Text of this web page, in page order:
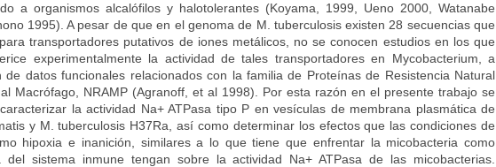
a organismos alcalófilos y halotolerantes (Koyama, 1999, Ueno 2000, Watanabe
1995). A pesar de que en el genoma de M. tuberculosis existen 28 secuencias que
transportadores putativos de iones metálicos, no se conocen estudios en los que
experimentalmente la actividad de tales transportadores en Mycobacterium, a
de datos funcionales relacionados con la familia de Proteínas de Resistencia Natural
Macrófago, NRAMP (Agranoff, et al 1998). Por esta razón en el presente trabajo se
la actividad Na+ ATPasa tipo P en vesículas de membrana plasmática de
y M. tuberculosis H37Ra, así como determinar los efectos que las condiciones de
hipoxia e inanición, similares a lo que tiene que enfrentar la micobacteria como
del sistema inmune tengan sobre la actividad Na+ ATPasa de las micobacterias.